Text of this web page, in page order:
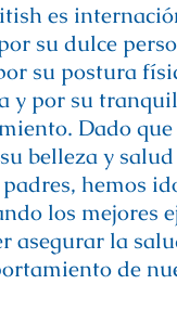
es
su dulce
su postura
y por su
Dado
belleza y
hemos
los mejores
asegurar la
de